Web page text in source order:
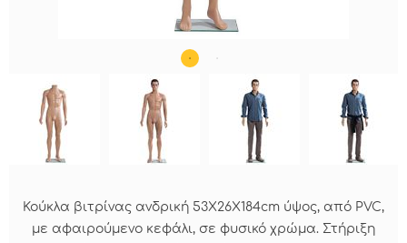
Κούκλα βιτρίνας ανδρική 53Χ26Χ184cm ύψος, από PVC,
με αφαιρούμενο κεφάλι, σε φυσικό χρώμα. Στήριξη